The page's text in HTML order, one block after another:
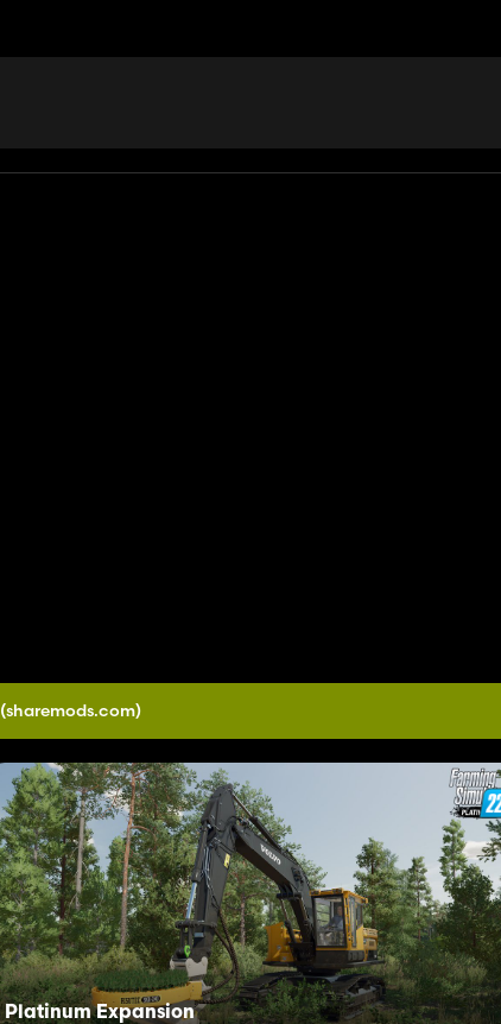
(sharemods.com)
Platinum Expansion